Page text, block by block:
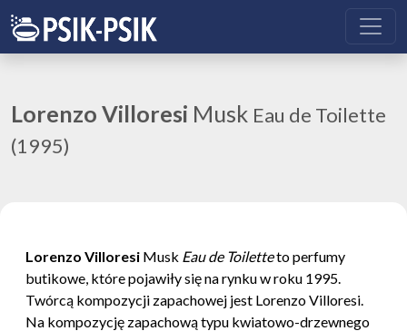
Lorenzo Villoresi Musk Eau de Toilette
(1995)
Lorenzo Villoresi Musk Eau de Toiletteto perfumy
butikowe, które pojawiły się na rynku w roku 1995.
Twórcą kompozycji zapachowej jest Lorenzo Villoresi.
Na kompozycję zapachową typu kwiatowo-drzewnego